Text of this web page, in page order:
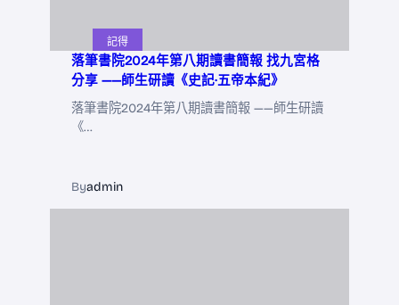
記得
落筆書院2024年第八期讀書簡報 找九宮格
分享 ——師生研讀《史記·五帝本紀》
落筆書院2024年第八期讀書簡報 ——師生研讀
《…
Byadmin